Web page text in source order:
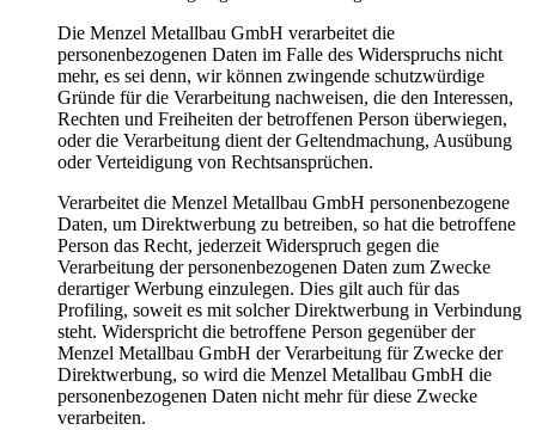
Die Menzel Metallbau GmbH verarbeitet die
personenbezogenen Daten im Falle des Widerspruchs nicht
mehr, es sei denn, wir können zwingende schutzwürdige
Gründe für die Verarbeitung nachweisen, die den Interessen,
Rechten und Freiheiten der betroffenen Person überwiegen,
oder die Verarbeitung dient der Geltendmachung, Ausübung
oder Verteidigung von Rechtsansprüchen.
Verarbeitet die Menzel Metallbau GmbH personenbezogene
Daten, um Direktwerbung zu betreiben, so hat die betroffene
Person das Recht, jederzeit Widerspruch gegen die
Verarbeitung der personenbezogenen Daten zum Zwecke
derartiger Werbung einzulegen. Dies gilt auch für das
Profiling, soweit es mit solcher Direktwerbung in Verbindung
steht. Widerspricht die betroffene Person gegenüber der
Menzel Metallbau GmbH der Verarbeitung für Zwecke der
Direktwerbung, so wird die Menzel Metallbau GmbH die
personenbezogenen Daten nicht mehr für diese Zwecke
verarbeiten.